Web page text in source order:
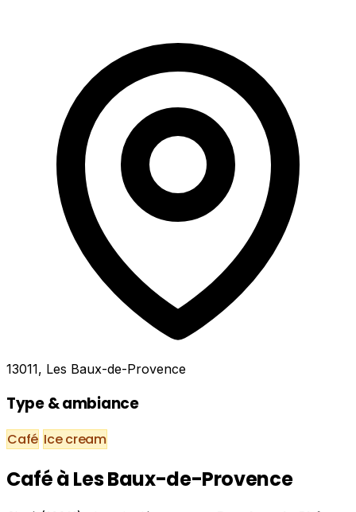
13011, Les Baux-de-Provence
Type & ambiance
Café Ice cream
Café à Les Baux-de-Provence